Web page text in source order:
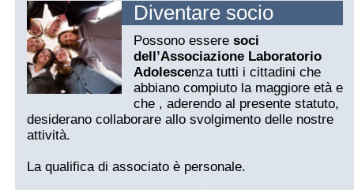
Diventare socio
Possono essere soci
dell’Associazione Laboratorio
Adolescenza tutti i cittadini che
abbiano compiuto la maggiore età e
che , aderendo al presente statuto,
desiderano collaborare allo svolgimento delle nostre
attività.
La qualifica di associato è personale.